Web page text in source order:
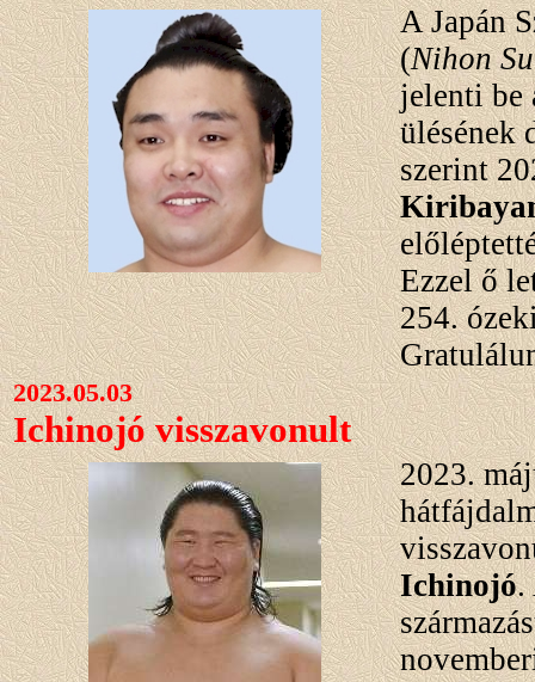
A Japán
(Nihon
jelenti be
ülésének
szerint
Ezzel ő
254.
2023.05.03
Ichinojó visszavonult
2023.
Ichinojó.